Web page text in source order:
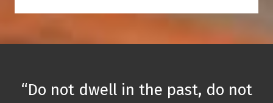
b
o
tt er
st
k
dI
at
A
p
ss
n
er
“Do not dwell in the past, do not